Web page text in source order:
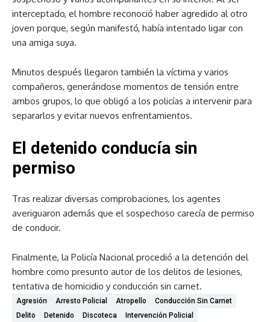
interceptado, el hombre reconoció haber agredido al otro
joven porque, según manifestó, había intentado ligar con
una amiga suya.
Minutos después llegaron también la víctima y varios
compañeros, generándose momentos de tensión entre
ambos grupos, lo que obligó a los policías a intervenir para
separarlos y evitar nuevos enfrentamientos.
El detenido conducía sin
permiso
Tras realizar diversas comprobaciones, los agentes
averiguaron además que el sospechoso carecía de permiso
de conducir.
Finalmente, la Policía Nacional procedió a la detención del
hombre como presunto autor de los delitos de lesiones,
tentativa de homicidio y conducción sin carnet.
Agresión Arresto Policial Atropello
Conducción Sin Carnet
Delito
Detenido Discoteca
Intervención Policial